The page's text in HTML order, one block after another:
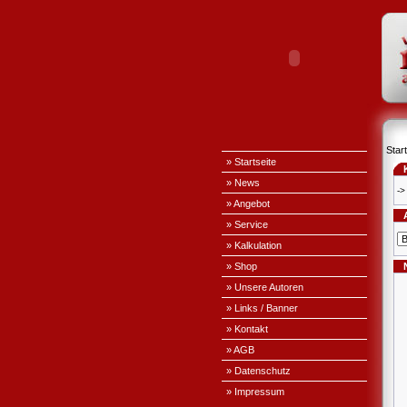
» Startseite
» News
» Angebot
» Service
» Kalkulation
» Shop
» Unsere Autoren
» Links / Banner
» Kontakt
» AGB
» Datenschutz
» Impressum
->